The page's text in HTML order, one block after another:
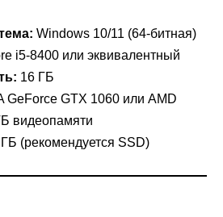
Windows 10/11 (64-битная)
i5-8400 или эквивалентный
16 ГБ
GeForce GTX 1060 или AMD
видеопамяти
(рекомендуется SSD)